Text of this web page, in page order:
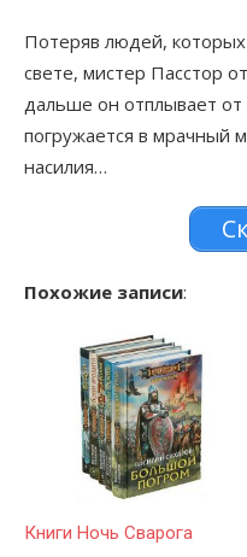
Потеряв людей,
свете, мистер Пасстор
дальше он отплывает от
погружается в мрачный
насилия…
Похожие записи:
Книги Ночь Сварога